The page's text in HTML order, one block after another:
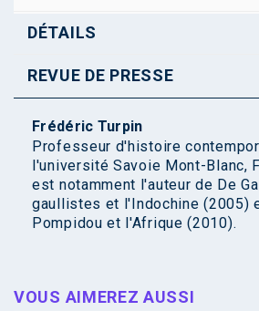
DÉTAILS
REVUE DE PRESSE
Frédéric Turpin
Professeur d'histoire
l'université Savoie Mont-Blanc,
est notamment l'auteur de De
gaullistes et l'Indochine (2005)
Pompidou et l'Afrique (2010).
VOUS AIMEREZ AUSSI